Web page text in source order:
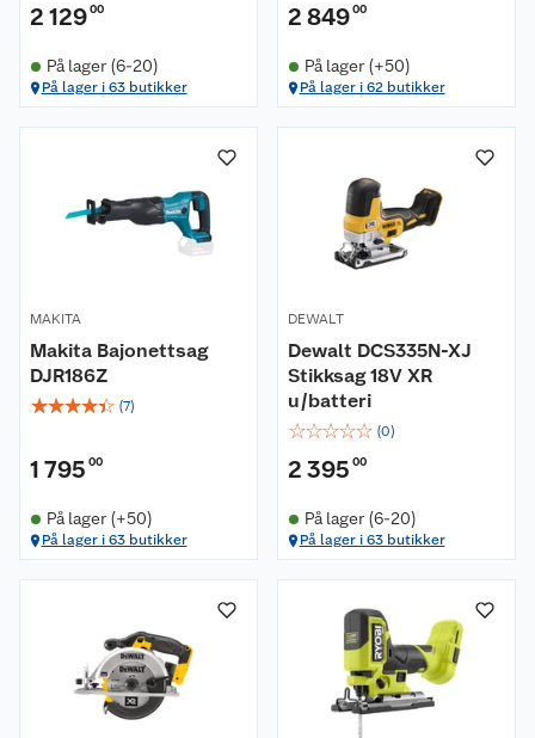
2 12900
På lager (6-20)
På lager i 63 butikker
2 84900
På lager (+50)
På lager i 62 butikker
MAKITA
Makita Bajonettsag
DJR186Z
☆☆☆☆☆ (7)
1 795 00
På lager (+50)
På lager i 63 butikker
DEWALT
Dewalt DCS335N-XJ
Stikksag 18V XR
u/batteri
☆☆☆☆☆ (0)
2 395 00
På lager (6-20)
På lager i 63 butikker